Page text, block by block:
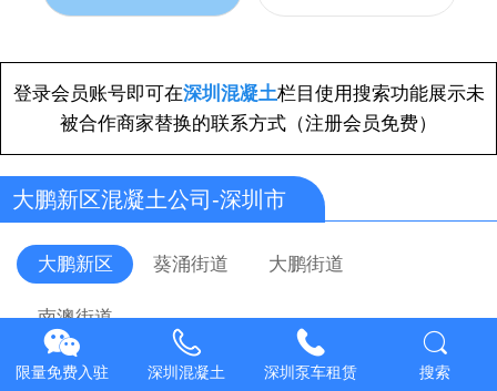
登录会员账号即可在深圳混凝土栏目使用搜索功能展示未
被合作商家替换的联系方式（注册会员免费）
大鹏新区混凝土公司-深圳市
大鹏新区 葵涌街道 大鹏街道
南澳街道
深圳市鹏锦生混凝土有限公司
限量免费入驻 深圳混凝土 深圳泵车租赁 搜索